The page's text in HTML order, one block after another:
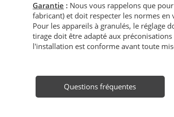
Garantie : Nous vous rappelons que
fabricant) et doit respecter les normes
Pour les appareils à granulés, le réglage
tirage doit être adapté aux
l'installation est conforme avant toute
Questions fréquentes